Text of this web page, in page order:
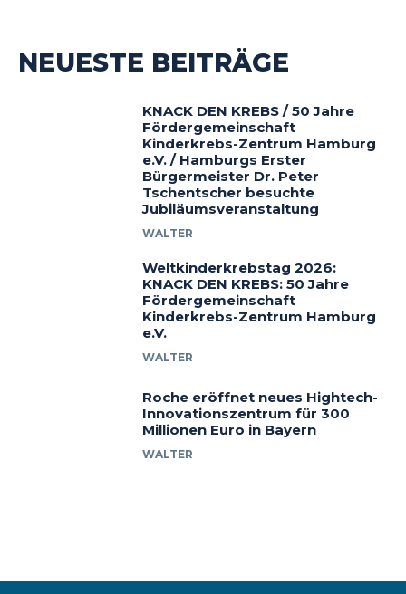
NEUESTE BEITRÄGE
KNACK DEN KREBS / 50 Jahre
Fördergemeinschaft
Kinderkrebs-Zentrum Hamburg
e.V. / Hamburgs Erster
Bürgermeister Dr. Peter
Tschentscher besuchte
Jubiläumsveranstaltung
WALTER
Weltkinderkrebstag 2026:
KNACK DEN KREBS: 50 Jahre
Fördergemeinschaft
Kinderkrebs-Zentrum Hamburg
e.V.
WALTER
Roche eröffnet neues Hightech-
Innovationszentrum für 300
Millionen Euro in Bayern
WALTER